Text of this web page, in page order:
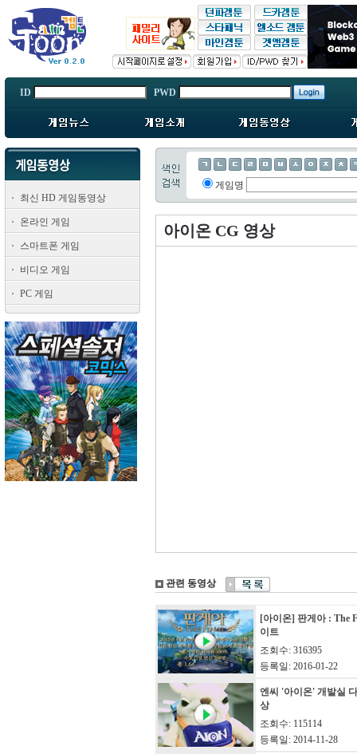
ID PWD
최신 HD 게임동영상
온라인 게임
스마트폰 게임
비디오 게임
PC 게임
게임명
아이온 CG 영상
관련 동영상
[아이온] 판게아 : The
이트
조회수: 316395
등록일: 2016-01-22
엔씨 '아이온' 개발실
상
조회수: 115114
등록일: 2014-11-28